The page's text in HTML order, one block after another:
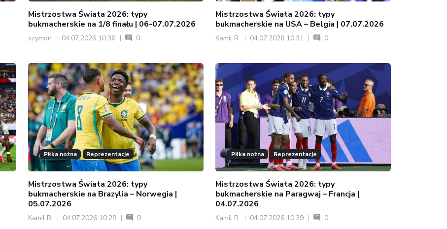
Mistrzostwa Świata 2026: typy
bukmacherskie na 1/8 finału | 06-07.07.2026
szymon 04.07.2026 10:36 0
Mistrzostwa Świata 2026: typy
bukmacherskie na USA – Belgia | 07.07.2026
Kamil R. 04.07.2026 10:31 0
Piłka nożna Reprezentacje
Mistrzostwa Świata 2026: typy
bukmacherskie na Brazylia – Norwegia |
05.07.2026
Kamil R. 04.07.2026 10:29 0
Piłka nożna Reprezentacje
Mistrzostwa Świata 2026: typy
bukmacherskie na Paragwaj – Francja |
04.07.2026
Kamil R. 04.07.2026 10:29 0